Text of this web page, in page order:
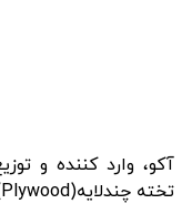
تخته چندلایه(Plywood).